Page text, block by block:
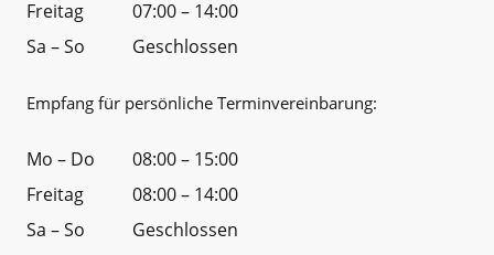
Freitag
07:00 – 14:00
Sa – So
Geschlossen
Empfang für persönliche Terminvereinbarung:
Mo – Do
08:00 – 15:00
Freitag
08:00 – 14:00
Sa – So
Geschlossen